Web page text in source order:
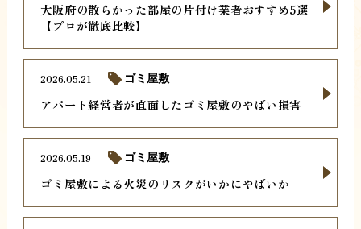
大阪府の散らかった部屋の片付け業者おすすめ5選
【プロが徹底比較】
アパート経営者が直面したゴミ屋敷のやばい損害
2026.05.21 ゴミ屋敷
ゴミ屋敷による火災のリスクがいかにやばいか
2026.05.19 ゴミ屋敷